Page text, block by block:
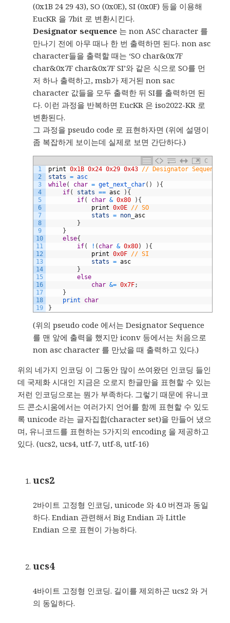
(0x1B 24 29 43), SO (0x0E), SI (0x0F) 등을 이용해
EucKR 을 7bit 로 변환시킨다.
Designator sequence 는 non ASC character 를
만나기 전에 아무 때나 한 번 출력하면 된다. non asc
character들을 출력할 때는 ‘SO char&0x7F
char&0x7F char&0x7F SI’와 같은 식으로 SO를 먼
저 하나 출력하고, msb가 제거된 non sac
character 값들을 모두 출력한 뒤 SI를 출력하면 된
다. 이런 과정을 반복하면 EucKR 은 iso2022-KR 로
변환된다.
그 과정을 pseudo code 로 표현하자면 (위에 설명이
좀 복잡하게 보이는데 실제로 보면 간단하다.)
C
1
2
3
4
5
6
7
8
9
10
11
12
13
14
15
16
17
18
19
print 0x1B 0x24 0x29 0x43 // Designator Sequence
stats
= asc
while( char = get_next_char( ) ) {
if( stats == asc ) {
if( char & 0x80 ) {
print
0x0E // SO
stats
= non _asc
}
}
else{
if( ! ( char & 0x80) ) {
print
0x0F // SI
stats
= asc
}
else
char &= 0x7F;
}
print char
}
(위의 pseudo code 에서는 Designator Sequence
를 맨 앞에 출력을 했지만 iconv 등에서는 처음으로
non asc character 를 만났을 때 출력하고 있다.)
위의 네가지 인코딩 이 그동안 많이 쓰여왔던 인코딩 들인
데 국제화 시대인 지금은 오로지 한글만을 표현할 수 있는
저런 인코딩으로는 뭔가 부족하다. 그렇기 때문에 유니코
드 콘소시움에서는 여러가지 언어를 함께 표현할 수 있도
록 unicode 라는 글자집합(character set)을 만들어 냈으
며, 유니코드를 표현하는 5가지의 encoding 을 제공하고
있다. (ucs2, ucs4, utf-7, utf-8, utf-16)
ucs2
2바이트 고정형 인코딩, unicode 와 4.0 버젼과 동일
하다. Endian 관련해서 Big Endian 과 Little
Endian 으로 표현이 가능하다.
ucs4
4바이트 고정형 인코딩. 길이를 제외하곤 ucs2 와 거
의 동일하다.